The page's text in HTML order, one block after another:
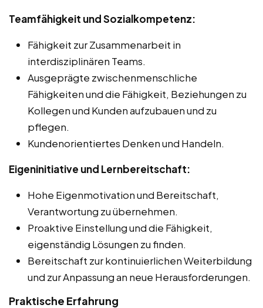
Teamfähigkeit und Sozialkompetenz:
Fähigkeit zur Zusammenarbeit in
interdisziplinären Teams.
Ausgeprägte zwischenmenschliche
Fähigkeiten und die Fähigkeit, Beziehungen zu
Kollegen und Kunden aufzubauen und zu
pflegen.
Kundenorientiertes Denken und Handeln.
Eigeninitiative und Lernbereitschaft:
Hohe Eigenmotivation und Bereitschaft,
Verantwortung zu übernehmen.
Proaktive Einstellung und die Fähigkeit,
eigenständig Lösungen zu finden.
Bereitschaft zur kontinuierlichen Weiterbildung
und zur Anpassung an neue Herausforderungen.
Praktische Erfahrung